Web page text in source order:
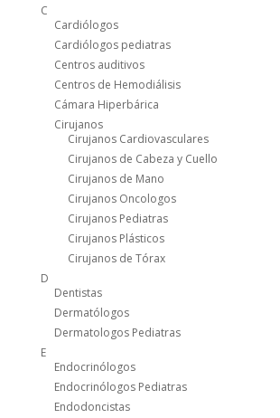
C
Cardiólogos
Cardiólogos pediatras
Centros auditivos
Centros de Hemodiálisis
Cámara Hiperbárica
Cirujanos
Cirujanos Cardiovasculares
Cirujanos de Cabeza y Cuello
Cirujanos de Mano
Cirujanos Oncologos
Cirujanos Pediatras
Cirujanos Plásticos
Cirujanos de Tórax
D
Dentistas
Dermatólogos
Dermatologos Pediatras
E
Endocrinólogos
Endocrinólogos Pediatras
Endodoncistas